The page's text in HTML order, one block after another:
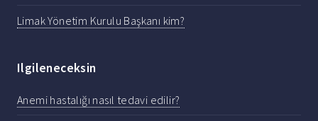
Limak Yönetim Kurulu Başkanı kim?
Ilgileneceksin
Anemi hastalığı nasıl tedavi edilir?